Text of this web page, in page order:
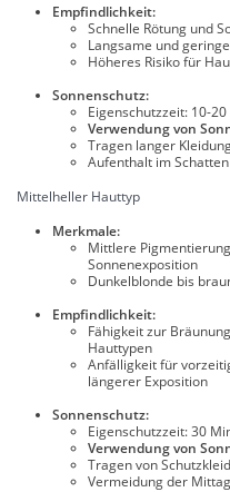
Empfindlichkeit:
Schnelle Rötung und
Langsame und
Höheres Risiko für
Sonnenschutz:
Eigenschutzzeit: 10-
Verwendung von
Tragen langer
Aufenthalt im Schatten
Mittelheller Hauttyp
Merkmale:
Mittlere
Sonnenexposition
Dunkelblonde bis
Empfindlichkeit:
Fähigkeit zur
Hauttypen
Anfälligkeit für
längerer Exposition
Sonnenschutz:
Eigenschutzzeit: 30
Verwendung von
Tragen von
Vermeidung der